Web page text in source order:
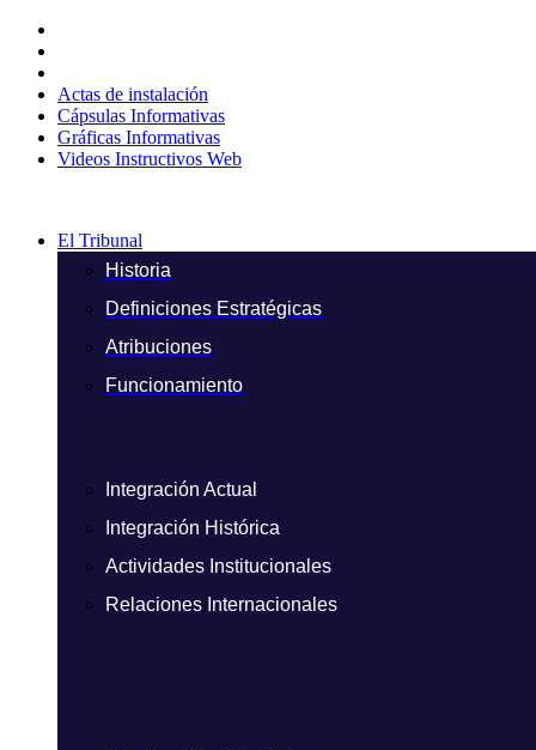
contenido
Actas de instalación
Cápsulas Informativas
Gráficas Informativas
Videos Instructivos Web
El Tribunal
Historia
Definiciones Estratégicas
Atribuciones
Funcionamiento
Integración Actual
Integración Histórica
Actividades Institucionales
Relaciones Internacionales